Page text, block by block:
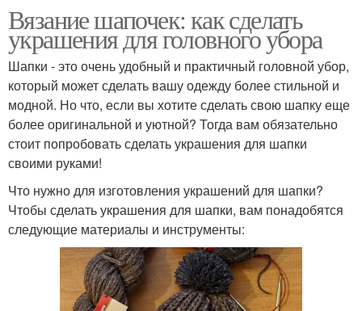
Вязание шапочек: как сделать
украшения для головного убора
Шапки - это очень удобный и практичный головной убор,
который может сделать вашу одежду более стильной и
модной. Но что, если вы хотите сделать свою шапку еще
более оригинальной и уютной? Тогда вам обязательно
стоит попробовать сделать украшения для шапки
своими руками!
Что нужно для изготовления украшений для шапки?
Чтобы сделать украшения для шапки, вам понадобятся
следующие материалы и инструменты: